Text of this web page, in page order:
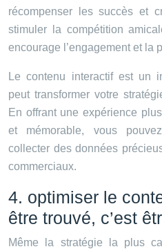
récompenser les succès et
stimuler la compétition
encourage l’engagement et la
Le contenu interactif est un
peut transformer votre
En offrant une expérience
et mémorable, vous
collecter des données
commerciaux.
4. optimiser le
être trouvé, c’est
Même la stratégie la plus